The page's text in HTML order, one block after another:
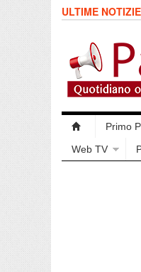
ULTIME NOTIZIE
Primo
Web TV